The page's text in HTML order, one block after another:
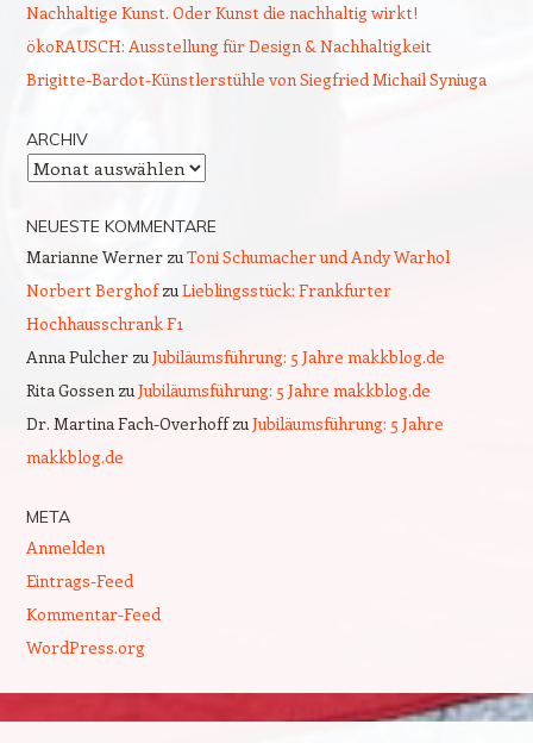
Nachhaltige Kunst. Oder Kunst die nachhaltig wirkt!
ökoRAUSCH: Ausstellung für Design & Nachhaltigkeit
Brigitte-Bardot-Künstlerstühle von Siegfried Michail Syniuga
ARCHIV
Archiv
NEUESTE KOMMENTARE
Marianne WernerzuToni Schumacher und Andy Warhol
Norbert BerghofzuLieblingsstück: Frankfurter
Hochhausschrank F1
Anna PulcherzuJubiläumsführung: 5 Jahre makkblog.de
Rita GossenzuJubiläumsführung: 5 Jahre makkblog.de
Dr. Martina Fach-OverhoffzuJubiläumsführung: 5 Jahre
makkblog.de
META
Anmelden
Eintrags-Feed
Kommentar-Feed
WordPress.org